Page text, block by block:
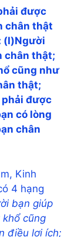
được
chân thật
(I)Người
chân thật;
cũng như
thật;
được
có lòng
chân
Kinh
4 hạng
bạn giúp
cũng
điều lợi ích;